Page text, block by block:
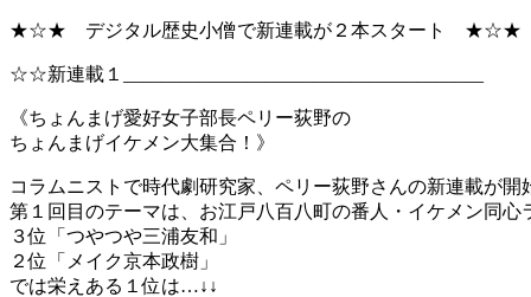
★☆★ デジタル歴史小僧で新連載が２本スタート ★☆★
☆☆新連載１______________________________________
《ちょんまげ愛好女子部長ペリー荻野の
ちょんまげイケメン大集合！》
コラムニストで時代劇研究家、ペリー荻野さんの新連載が開
第１回目のテーマは、お江戸八百八町の番人・イケメン同心
３位「つやつや三浦友和」
２位「メイク京本政樹」
では栄えある１位は…↓↓